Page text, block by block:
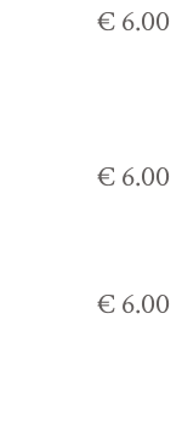
€ 6.00
€ 6.00
€ 6.00